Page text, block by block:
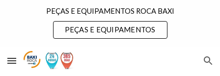
Skip to main content
PEÇAS E EQUIPAMENTOS ROCA BAXI
PEÇAS E EQUIPAMENTOS